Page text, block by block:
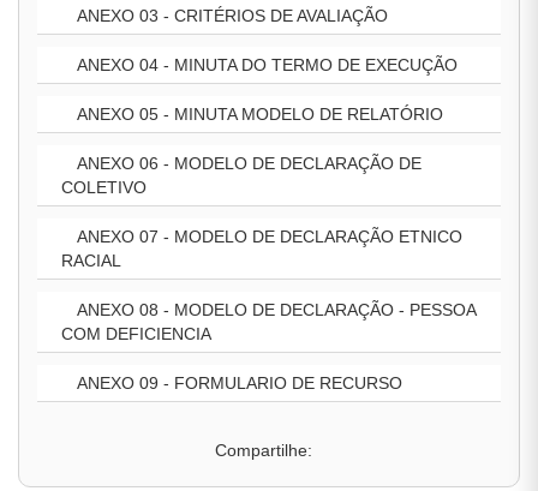
ANEXO 03 - CRITÉRIOS DE AVALIAÇÃO
ANEXO 04 - MINUTA DO TERMO DE EXECUÇÃO
ANEXO 05 - MINUTA MODELO DE RELATÓRIO
ANEXO 06 - MODELO DE DECLARAÇÃO DE
COLETIVO
ANEXO 07 - MODELO DE DECLARAÇÃO ETNICO
RACIAL
ANEXO 08 - MODELO DE DECLARAÇÃO - PESSOA
COM DEFICIENCIA
ANEXO 09 - FORMULARIO DE RECURSO
Compartilhe: